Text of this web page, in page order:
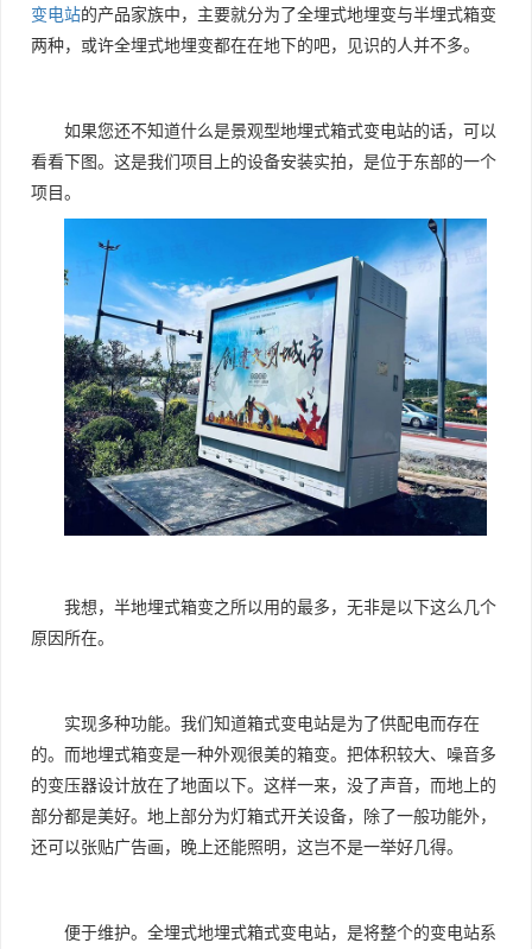
变电站的产品家族中，主要就分为了全埋式地埋变与半埋式箱变
两种，或许全埋式地埋变都在在地下的吧，见识的人并不多。
如果您还不知道什么是景观型地埋式箱式变电站的话，可以
看看下图。这是我们项目上的设备安装实拍，是位于东部的一个
项目。
我想，半地埋式箱变之所以用的最多，无非是以下这么几个
原因所在。
实现多种功能。我们知道箱式变电站是为了供配电而存在
的。而地埋式箱变是一种外观很美的箱变。把体积较大、噪音多
的变压器设计放在了地面以下。这样一来，没了声音，而地上的
部分都是美好。地上部分为灯箱式开关设备，除了一般功能外，
还可以张贴广告画，晚上还能照明，这岂不是一举好几得。
便于维护。全埋式地埋式箱式变电站，是将整个的变电站系